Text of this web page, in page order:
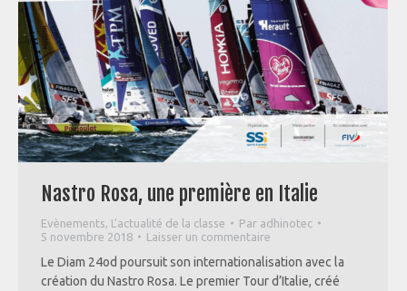
Nastro Rosa, une première en Italie
Evènements L'actualité de la classe Par adhinotec
5 novembre 2018
Laisser un commentaire
Le Diam 24od poursuit son internationalisation avec la
création du Nastro Rosa. Le premier Tour d’Italie, créé